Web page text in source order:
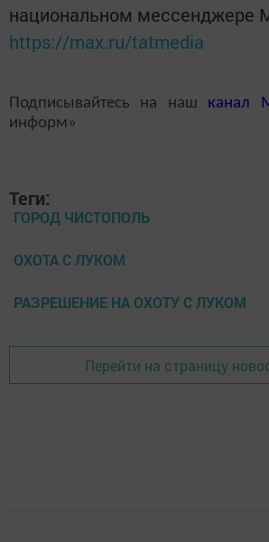
национальном мессенджере
https://max.ru/tatmedia
Подписывайтесь на наш канал
информ»
Теги:
ГОРОД ЧИСТОПОЛЬ
ОХОТА С ЛУКОМ
РАЗРЕШЕНИЕ НА ОХОТУ С ЛУКОМ
Перейти на страницу